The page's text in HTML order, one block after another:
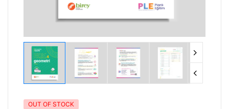
OUT OF STOCK